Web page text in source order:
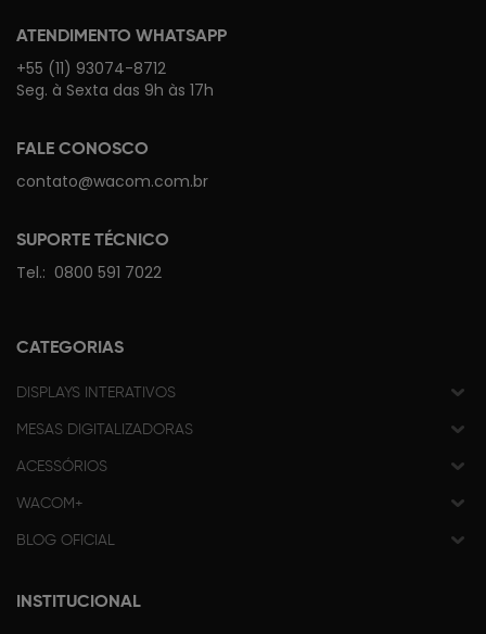
ATENDIMENTO WHATSAPP
+55 (11) 93074-8712
Seg. à Sexta das 9h às 17h
FALE CONOSCO
contato@wacom.com.br
SUPORTE TÉCNICO
Tel.: 0800 591 7022
CATEGORIAS
DISPLAYS INTERATIVOS
MESAS DIGITALIZADORAS
ACESSÓRIOS
WACOM+
BLOG OFICIAL
INSTITUCIONAL